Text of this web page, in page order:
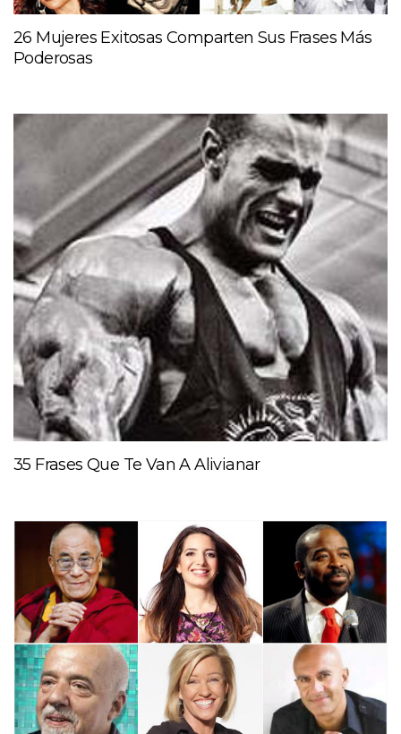
26 Mujeres Exitosas Comparten Sus Frases Más
Poderosas
35 Frases Que Te Van A Alivianar